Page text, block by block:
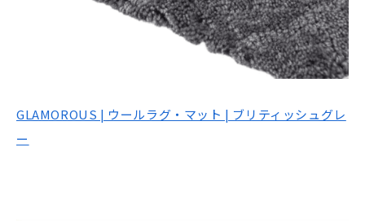
GLAMOROUS | ウールラグ・マット | ブリティッシュグレ
ー